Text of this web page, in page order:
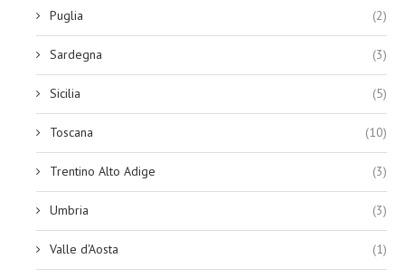
Puglia (2)
Sardegna (3)
Sicilia (5)
Toscana (10)
Trentino Alto Adige (3)
Umbria (3)
Valle d'Aosta (1)